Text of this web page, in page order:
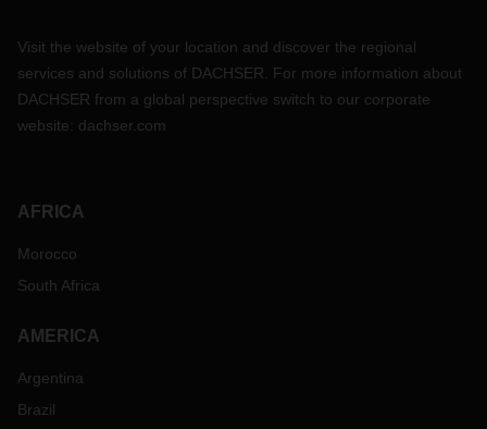
Visit the website of your location and discover the regional
services and solutions of DACHSER. For more information about
DACHSER from a global perspective switch to our corporate
website: dachser.com
AFRICA
Morocco
South Africa
AMERICA
Argentina
Brazil